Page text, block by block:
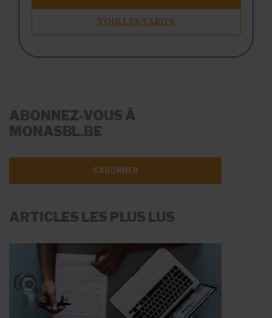
VOIR LES TARIFS
ABONNEZ-VOUS À
MONASBL.BE
S'ABONNER
ARTICLES LES PLUS LUS